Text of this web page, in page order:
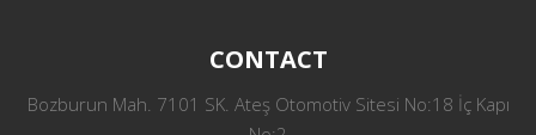
CONTACT
Bozburun Mah. 7101 SK. Ateş Otomotiv Sitesi No:18 İç Kapı